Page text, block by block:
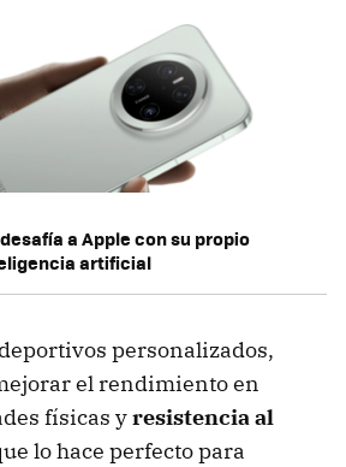
a Apple con su propio
artificial
personalizados,
el rendimiento en
físicas yresistencia al
lo hace perfecto para